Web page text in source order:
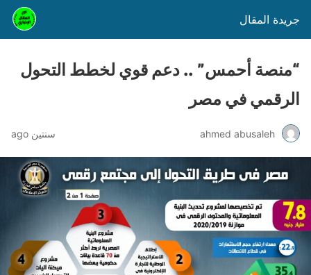
جريدة المقال
“منصة أحمس” .. دعم قوي لخطط التحول
الرقمي في مصر
ahmed abusaleh سنتين ago